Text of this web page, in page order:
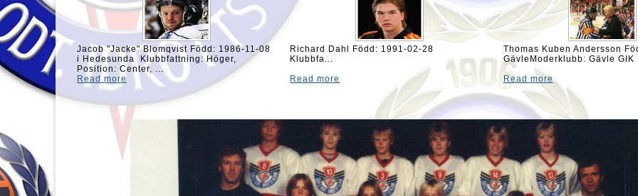
Henrik Thegel Född 1990-01-04 i
Stockholm, Fattning: Höger, Position:
Forward, Längd 186...
Read more
Linus Bognesand Född 19920223 i Gävle,
Fattning: Vänster, Position: back, Längd
Read more
Rasmus Axman Född:1990-
Klubbfattning: Vänster.
Län...
Read more